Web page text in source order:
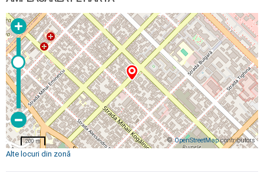
©OpenStreetMapcontributors
200 m
Alte locuri din zonă